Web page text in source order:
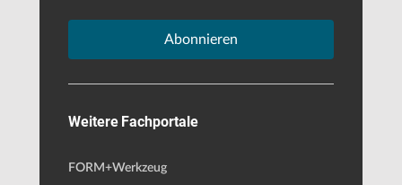
Abonnieren
Weitere Fachportale
FORM+Werkzeug